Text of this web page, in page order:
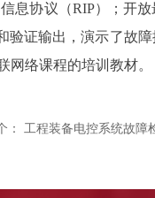
： 工程装备电控系统故障
息协议（RIP）；开
验证输出，演示了故
络课程的培训教材。